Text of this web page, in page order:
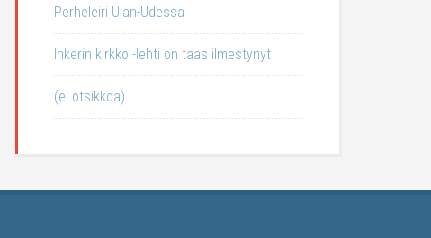
Perheleiri Ulan-Udessa
Inkerin kirkko -lehti on taas ilmestynyt
(ei otsikkoa)